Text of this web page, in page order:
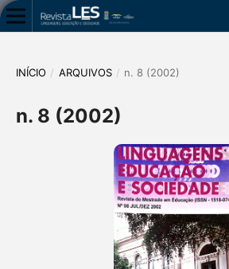
INÍCIO / ARQUIVOS / n. 8 (2002)
n. 8 (2002)